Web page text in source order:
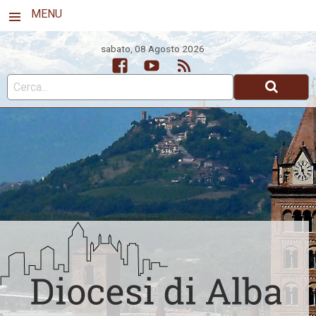
MENU
sabato, 08 Agosto 2026
FacebookYoutubeFeed